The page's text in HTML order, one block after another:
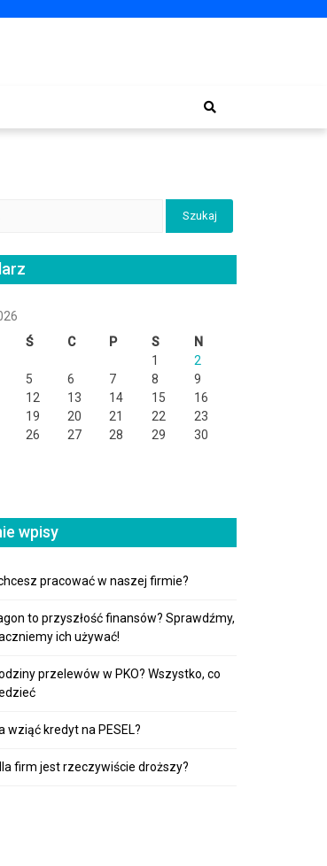
Ś C P S
N
1
2
5 6 7 8
9
12 13 14 15
16
19 20 21 22
23
26 27 28 29
30
wpisy
pracować w naszej firmie?
to przyszłość finansów? Sprawdźmy,
ich używać!
przelewów w PKO? Wszystko, co
wziąć kredyt na PESEL?
firm jest rzeczywiście droższy?